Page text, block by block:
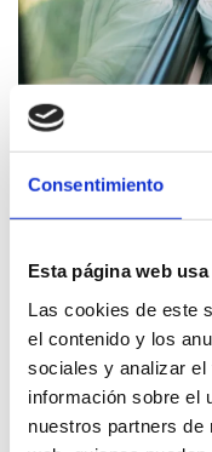
Consentimiento
Esta página web
Las cookies de este
el contenido y los
sociales y analizar
información sobre el
nuestros partners de
En autobús
La estación de
ALSA ofrece
principales
Autocares
y municipios de la
enlaza con el